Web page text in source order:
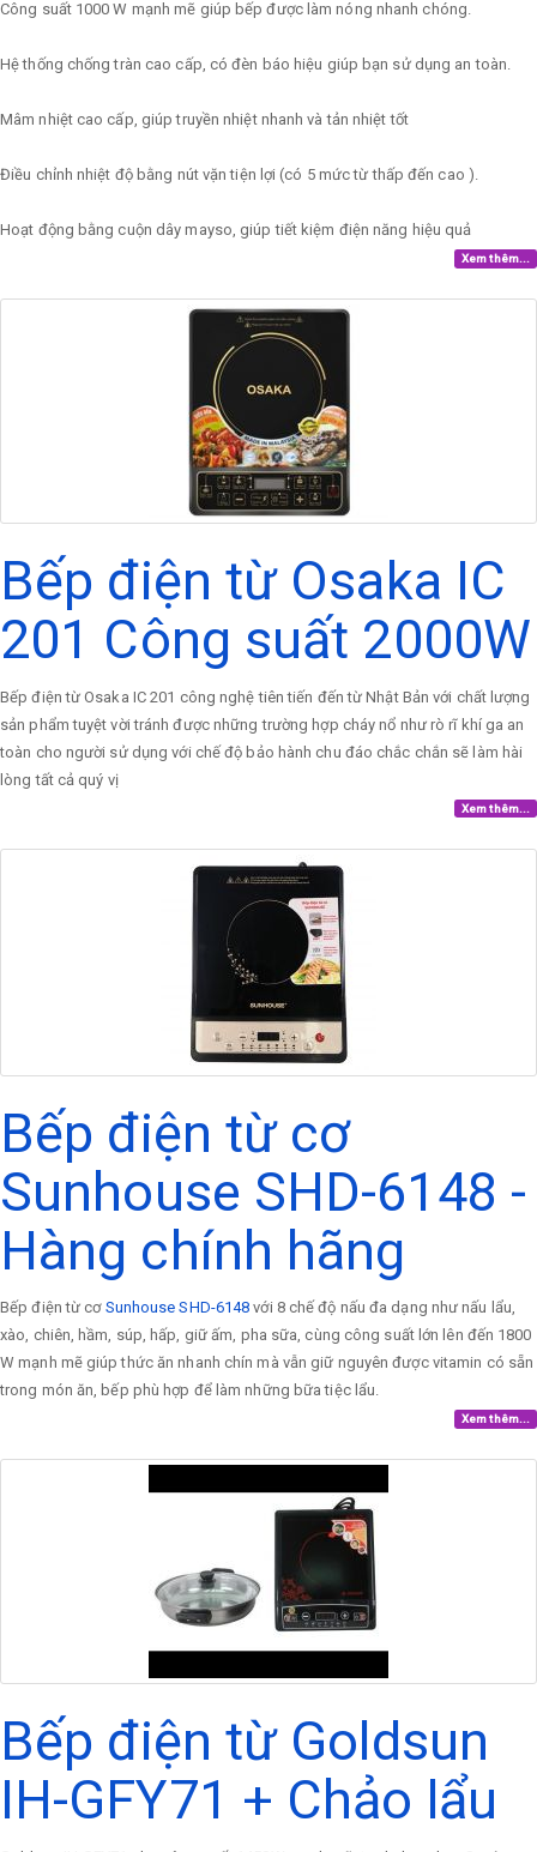
Công suất 1000 W mạnh mẽ giúp bếp được làm nóng nhanh chóng.
Hệ thống chống tràn cao cấp, có đèn báo hiệu giúp bạn sử dụng an toàn.
Mâm nhiệt cao cấp, giúp truyền nhiệt nhanh và tản nhiệt tốt
Điều chỉnh nhiệt độ bằng nút vặn tiện lợi (có 5 mức từ thấp đến cao ).
Hoạt động bằng cuộn dây mayso, giúp tiết kiệm điện năng hiệu quả
Xem thêm...
Bếp điện từ Osaka IC
201 Công suất 2000W
Bếp điện từ Osaka IC 201 công nghệ tiên tiến đến từ Nhật Bản với chất lượng
sản phẩm tuyệt vời tránh được những trường hợp cháy nổ như rò rĩ khí ga an
toàn cho người sử dụng với chế độ bảo hành chu đáo chắc chắn sẽ làm hài
lòng tất cả quý vị
Xem thêm...
Bếp điện từ cơ
Sunhouse SHD-6148 -
Hàng chính hãng
Bếp điện từ cơ Sunhouse SHD-6148với 8 chế độ nấu đa dạng như nấu lẩu,
xào, chiên, hầm, súp, hấp, giữ ấm, pha sữa, cùng công suất lớn lên đến 1800
W mạnh mẽ giúp thức ăn nhanh chín mà vẫn giữ nguyên được vitamin có sẵn
trong món ăn, bếp phù hợp để làm những bữa tiệc lẩu.
Xem thêm...
Bếp điện từ Goldsun
IH-GFY71 + Chảo lẩu